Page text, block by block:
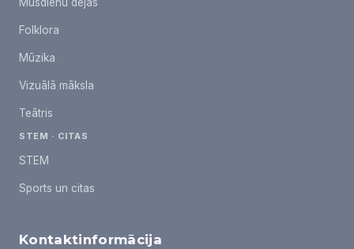
Mūsdienu dejas
Folklora
Mūzika
Vizuālā māksla
Teātris
STEM · CITAS
STEM
Sports un citas
Kontaktinformācija